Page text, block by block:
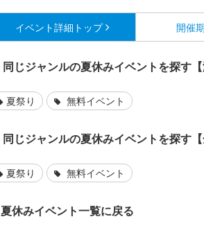
イベント詳細 トップ 開催
同じジャンルの夏休みイベントを探す【
夏祭り 無料イベント
同じジャンルの夏休みイベントを探す【
夏祭り 無料イベント
夏休みイベント一覧に戻る